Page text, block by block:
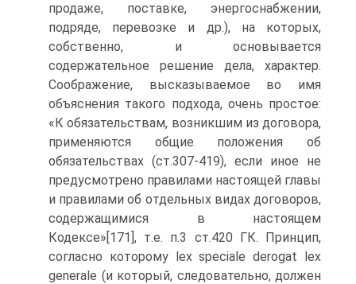
продаже, поставке, энергоснабжении,
подряде, перевозке и др.), на которых,
собственно, и основывается
содержательное решение дела, характер.
Соображение, высказываемое во имя
объяснения такого подхода, очень простое:
«К обязательствам, возникшим из договора,
применяются общие положения об
обязательствах (ст.307-419), если иное не
предусмотрено правилами настоящей главы
и правилами об отдельных видах договоров,
содержащимися в настоящем
Кодексе»[171], т.е. п.3 ст.420 ГК. Принцип,
согласно которому lex speciale derogat lex
generale (и который, следовательно, должен